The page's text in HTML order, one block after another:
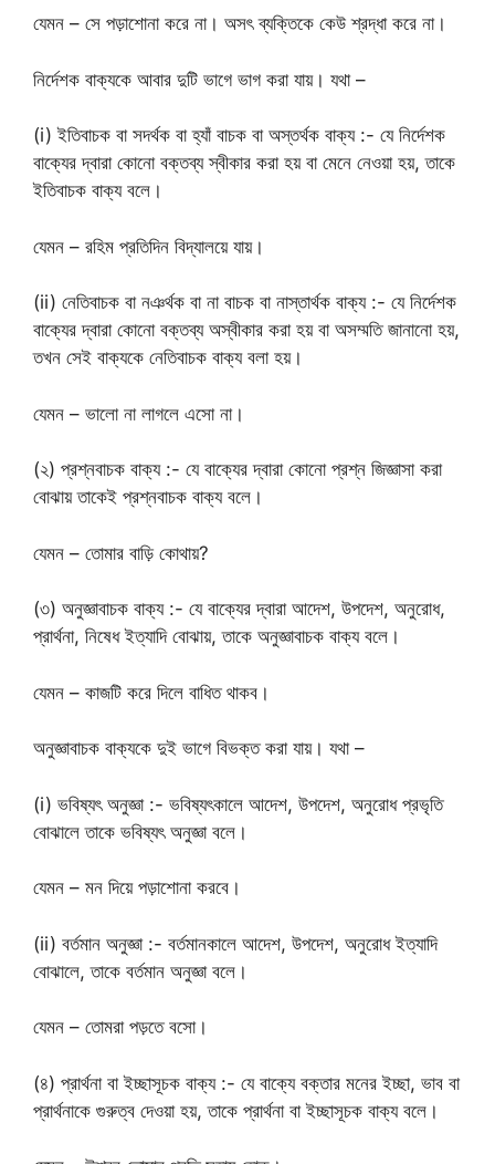
যেমন – সে পড়াশোনা করে না। অসৎ ব্যক্তিকে কেউ শ্রদ্ধা করে না।
নির্দেশক বাক্যকে আবার দুটি ভাগে ভাগ করা যায়। যথা –
(i) ইতিবাচক বা সদর্থক বা হ্যাঁ বাচক বা অস্তর্থক বাক্য :- যে নির্দেশক
বাক্যের দ্বারা কোনো বক্তব্য স্বীকার করা হয় বা মেনে নেওয়া হয়, তাকে
ইতিবাচক বাক্য বলে।
যেমন – রহিম প্রতিদিন বিদ্যালয়ে যায়।
(ii) নেতিবাচক বা নঞর্থক বা না বাচক বা নাস্তার্থক বাক্য :- যে নির্দেশক
বাক্যের দ্বারা কোনো বক্তব্য অস্বীকার করা হয় বা অসম্মতি জানানো হয়,
তখন সেই বাক্যকে নেতিবাচক বাক্য বলা হয়।
যেমন – ভালো না লাগলে এসো না।
(২) প্রশ্নবাচক বাক্য :- যে বাক্যের দ্বারা কোনো প্রশ্ন জিজ্ঞাসা করা
বোঝায় তাকেই প্রশ্নবাচক বাক্য বলে।
যেমন – তোমার বাড়ি কোথায়?
(৩) অনুজ্ঞাবাচক বাক্য :- যে বাক্যের দ্বারা আদেশ, উপদেশ, অনুরোধ,
প্রার্থনা, নিষেধ ইত্যাদি বোঝায়, তাকে অনুজ্ঞাবাচক বাক্য বলে।
যেমন – কাজটি করে দিলে বাধিত থাকব।
অনুজ্ঞাবাচক বাক্যকে দুই ভাগে বিভক্ত করা যায়। যথা –
(i) ভবিষ্যৎ অনুজ্ঞা :- ভবিষ্যৎকালে আদেশ, উপদেশ, অনুরোধ প্রভৃতি
বোঝালে তাকে ভবিষ্যৎ অনুজ্ঞা বলে।
যেমন – মন দিয়ে পড়াশোনা করবে।
(ii) বর্তমান অনুজ্ঞা :- বর্তমানকালে আদেশ, উপদেশ, অনুরোধ ইত্যাদি
বোঝালে, তাকে বর্তমান অনুজ্ঞা বলে।
যেমন – তোমরা পড়তে বসো।
(৪) প্রার্থনা বা ইচ্ছাসূচক বাক্য :- যে বাক্যে বক্তার মনের ইচ্ছা, ভাব বা
প্রার্থনাকে গুরুত্ব দেওয়া হয়, তাকে প্রার্থনা বা ইচ্ছাসূচক বাক্য বলে।